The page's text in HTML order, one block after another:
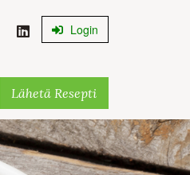
Login
Lähetä Resepti